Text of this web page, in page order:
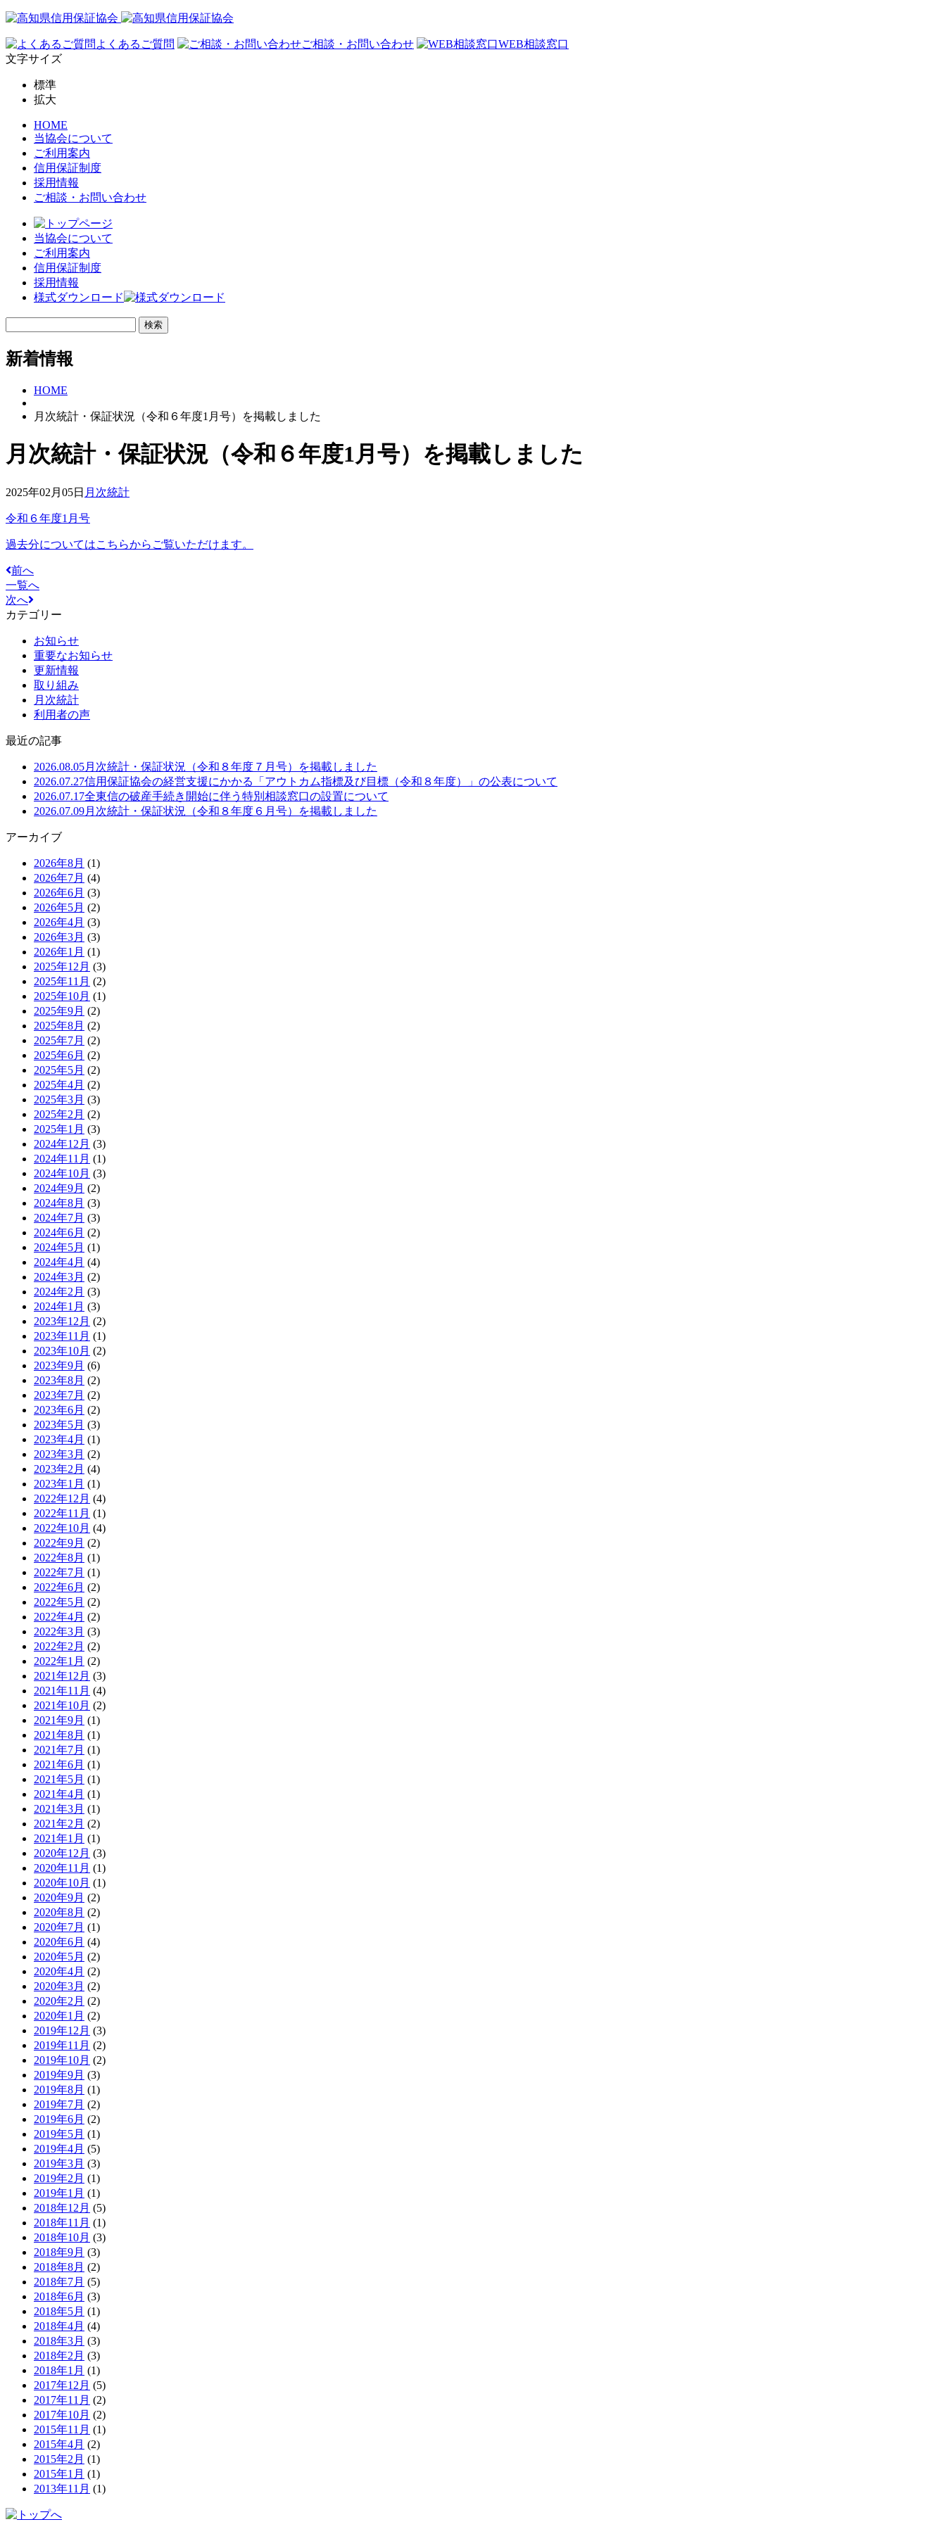
よくあるご質問 ご相談・お問い合わせ
WEB相談窓口
文字サイズ
標準
拡大
HOME
当協会について
ご利用案内
信用保証制度
採用情報
ご相談・お問い合わせ
当協会について
ご利用案内
信用保証制度
採用情報
様式ダウンロード
新着情報
HOME
月次統計・保証状況（令和６年度1月号）を掲載しました
月次統計・保証状況（令和６年度1月号）を掲載しました
2025年02月05日 月次統計
令和６年度1月号
過去分についてはこちらからご覧いただけます。
前へ
一覧へ
次へ
カテゴリー
お知らせ
重要なお知らせ
更新情報
取り組み
月次統計
利用者の声
最近の記事
2026.08.05月次統計・保証状況（令和８年度７月号）を掲載しました
2026.07.27信用保証協会の経営支援にかかる「アウトカム指標及び目標（令和８年度）」の公表について
2026.07.17全東信の破産手続き開始に伴う特別相談窓口の設置について
2026.07.09月次統計・保証状況（令和８年度６月号）を掲載しました
アーカイブ
2026年8月 (1)
2026年7月 (4)
2026年6月 (3)
2026年5月 (2)
2026年4月 (3)
2026年3月 (3)
2026年1月 (1)
2025年12月 (3)
2025年11月 (2)
2025年10月 (1)
2025年9月 (2)
2025年8月 (2)
2025年7月 (2)
2025年6月 (2)
2025年5月 (2)
2025年4月 (2)
2025年3月 (3)
2025年2月 (2)
2025年1月 (3)
2024年12月 (3)
2024年11月 (1)
2024年10月 (3)
2024年9月 (2)
2024年8月 (3)
2024年7月 (3)
2024年6月 (2)
2024年5月 (1)
2024年4月 (4)
2024年3月 (2)
2024年2月 (3)
2024年1月 (3)
2023年12月 (2)
2023年11月 (1)
2023年10月 (2)
2023年9月 (6)
2023年8月 (2)
2023年7月 (2)
2023年6月 (2)
2023年5月 (3)
2023年4月 (1)
2023年3月 (2)
2023年2月 (4)
2023年1月 (1)
2022年12月 (4)
2022年11月 (1)
2022年10月 (4)
2022年9月 (2)
2022年8月 (1)
2022年7月 (1)
2022年6月 (2)
2022年5月 (2)
2022年4月 (2)
2022年3月 (3)
2022年2月 (2)
2022年1月 (2)
2021年12月 (3)
2021年11月 (4)
2021年10月 (2)
2021年9月 (1)
2021年8月 (1)
2021年7月 (1)
2021年6月 (1)
2021年5月 (1)
2021年4月 (1)
2021年3月 (1)
2021年2月 (2)
2021年1月 (1)
2020年12月 (3)
2020年11月 (1)
2020年10月 (1)
2020年9月 (2)
2020年8月 (2)
2020年7月 (1)
2020年6月 (4)
2020年5月 (2)
2020年4月 (2)
2020年3月 (2)
2020年2月 (2)
2020年1月 (2)
2019年12月 (3)
2019年11月 (2)
2019年10月 (2)
2019年9月 (3)
2019年8月 (1)
2019年7月 (2)
2019年6月 (2)
2019年5月 (1)
2019年4月 (5)
2019年3月 (3)
2019年2月 (1)
2019年1月 (1)
2018年12月 (5)
2018年11月 (1)
2018年10月 (3)
2018年9月 (3)
2018年8月 (2)
2018年7月 (5)
2018年6月 (3)
2018年5月 (1)
2018年4月 (4)
2018年3月 (3)
2018年2月 (3)
2018年1月 (1)
2017年12月 (5)
2017年11月 (2)
2017年10月 (2)
2015年11月 (1)
2015年4月 (2)
2015年2月 (1)
2015年1月 (1)
2013年11月 (1)